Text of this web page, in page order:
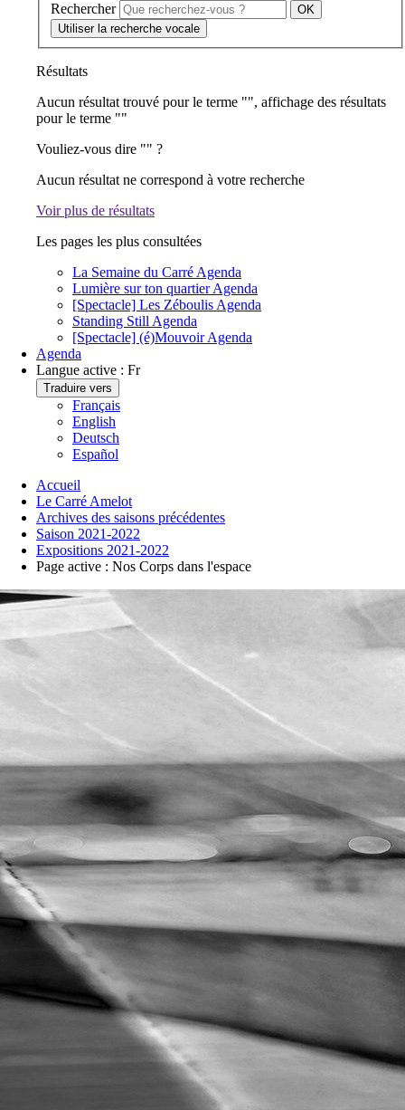
Rechercher
Utiliser la recherche vocale
Résultats
Aucun résultat trouvé pour le terme "", affichage des résultats
pour le terme ""
Vouliez-vous dire "" ?
Aucun résultat ne correspond à votre recherche
Voir plus de résultats
Les pages les plus consultées
La Semaine du Carré Agenda
Lumière sur ton quartier Agenda
[Spectacle] Les Zéboulis Agenda
Standing Still Agenda
[Spectacle] (é)Mouvoir Agenda
Agenda
Langue active : Fr
Traduire vers
Français
English
Deutsch
Español
Accueil
Le Carré Amelot
Archives des saisons précédentes
Saison 2021-2022
Expositions 2021-2022
Page active : Nos Corps dans l'espace